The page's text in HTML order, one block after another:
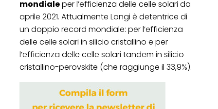
mondialeper l’efficienza delle celle solari da
aprile 2021. Attualmente Longi è detentrice di
un doppio record mondiale: per l’efficienza
delle celle solari in silicio cristallino e per
l’efficienza delle celle solari tandem in silicio
cristallino-perovskite (che raggiunge il 33,9%).